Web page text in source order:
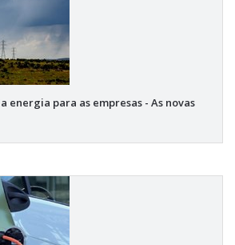
energia para as empresas - As novas